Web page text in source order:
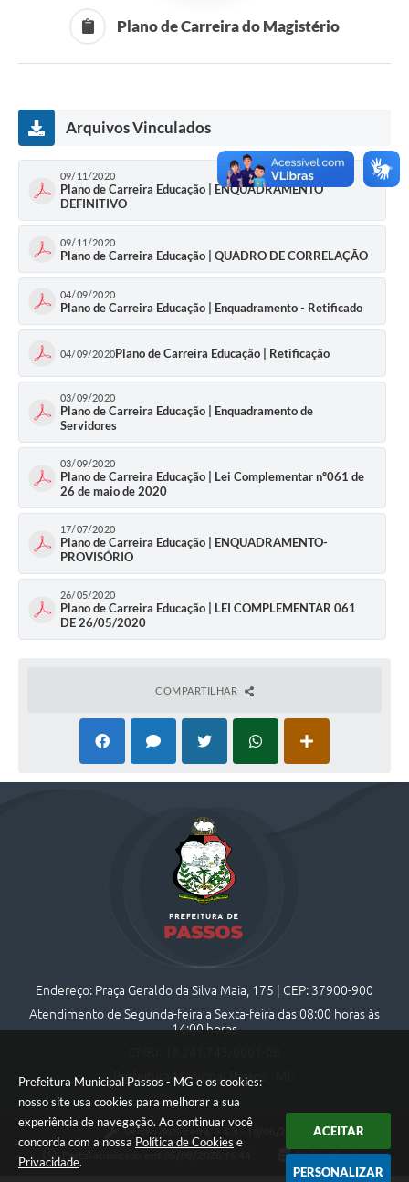
Prefeitura Municipal Passos - MG e os cookies:
nosso site usa cookies para melhorar a sua
experiência de navegação. Ao continuar você
concorda com a nossa Política de Cookies e
Privacidade.
ACEITAR
PERSONALIZAR
Plano de Carreira do Magistério
Arquivos Vinculados
09/11/2020
Plano de Carreira Educação | ENQUADRAMENTO
DEFINITIVO
09/11/2020
Plano de Carreira Educação | QUADRO DE CORRELAÇÃO
04/09/2020
Plano de Carreira Educação | Enquadramento - Retificado
04/09/2020Plano de Carreira Educação | Retificação
03/09/2020
Plano de Carreira Educação | Enquadramento de
Servidores
03/09/2020
Plano de Carreira Educação | Lei Complementar nº061 de
26 de maio de 2020
17/07/2020
Plano de Carreira Educação | ENQUADRAMENTO-
PROVISÓRIO
26/05/2020
Plano de Carreira Educação | LEI COMPLEMENTAR 061
DE 26/05/2020
COMPARTILHAR
Endereço: Praça Geraldo da Silva Maia, 175 | CEP: 37900-900
Atendimento de Segunda-feira a Sexta-feira das 08:00 horas às
14:00 horas
Prefeitura Municipal Passos - MG
Versão do Sistema:
Portal atualizado em:
Dados Abertos